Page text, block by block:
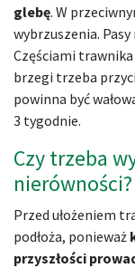
glebę. W
wybrzuszenia.
Częściami
brzegi trzeba
powinna być
3 tygodnie.
Czy trzeba
nierówności?
Przed ułożeniem
podłoża, ponieważ
przyszłości